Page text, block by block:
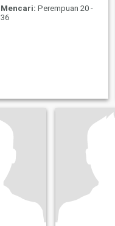
Mencari: Perempuan 20 -
36